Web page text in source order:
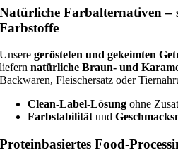
Natürliche Farbalternativen –
Farbstoffe
Unseregerösteten und gekeimten
liefernnatürliche Braun- und
Backwaren, Fleischersatz oder
Clean-Label-Lösung ohne
Farbstabilität und
Proteinbasiertes Food-